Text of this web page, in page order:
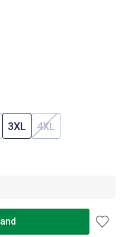
niet beschikbaar.)
niet beschikbaar.)
is momenteel niet
optie is momenteel niet
3XL 4XL(Deze optie is